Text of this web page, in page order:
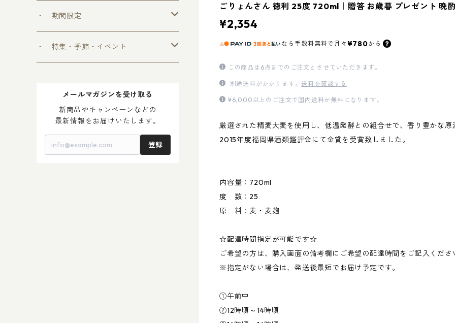
ごりょんさん 徳利 25度 720ml｜贈答 お歳暮 プレゼント 晩
¥2,354
なら 手数料無料で 月々 ¥780から
この商品は6点までのご注文とさせていただきます。
別途送料がかかります。送料を確認する
¥6,000以上のご注文で国内送料が無料になります。
厳選された精麦大麦を使用し、低温発酵との組合せで、香り豊かな
2015年度福岡県酒類鑑評会にて金賞を受賞致しました。
内容量：720ml
度 数：25
原 料：麦・麦麹
☆配達時間指定が可能です☆
ご希望の方は、購入画面の備考欄にご希望の配達時間をご記入くださ
※指定がない場合は、発送後最短でお届け予定です。
①午前中
②12時頃～14時頃
＞ ウフフの乳酸菌シリーズ
＞ 爽和場シリーズ
＞ 梅 酒
・ 期間限定
＞ 爽和場セット
・ 特集・季節・イベント
＞ 母の日 2024
メールマガジンを受け取る
新商品やキャンペーンなどの
最新情報をお届けいたします。
登録